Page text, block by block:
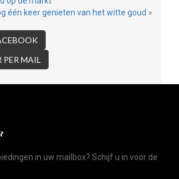
één keer genieten van het witte goud »
PER MAIL
in uw mailbox? Schijf u in voor de